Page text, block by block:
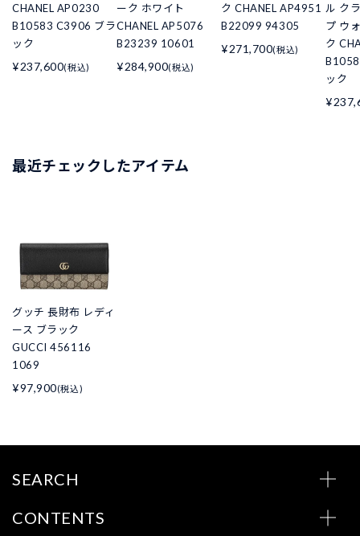
CHANEL AP0230
B10583 C3906 ブラ
ック
¥237,600(税込)
ーク ホワイト
CHANEL AP5076
B23239 10601
¥284,900(税込)
ク CHANEL AP4951
B22099 94305
¥271,700(税込)
ル ク
プ ウ
ク
ック
最近チェックしたアイテム
グッチ 長財布 レディ
ース ブラック
GUCCI 456116
1069
¥97,900(税込)
SEARCH
CONTENTS